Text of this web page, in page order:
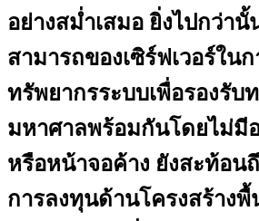
อย่างสม่ำเสมอ ยิ่งไปกว่า
สามารถของเซิร์ฟเวอร์ใน
ทรัพยากรระบบเพื่อรองรับ
มหาศาลพร้อมกันโดยไม่มี
หรือหน้าจอค้าง ยังสะท้อน
การลงทุนด้านโครงสร้างพื้